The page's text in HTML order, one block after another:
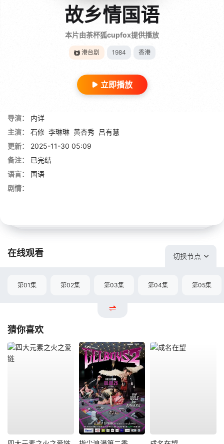
故乡情国语
本片由茶杯狐cupfox提供播放
港台剧 1984 香港
立即播放
导演：
内详
主演：
石修 李琳琳 黄杏秀 吕有慧
更新：
2025-11-30 05:09
备注：
已完结
语言：
国语
剧情：
在线观看 切换节点
第01集 第02集 第03集 第04集 第05集
猜你喜欢